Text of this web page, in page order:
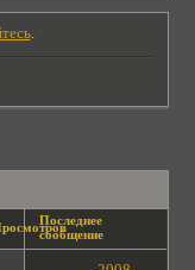
.
Последнее
сообщение